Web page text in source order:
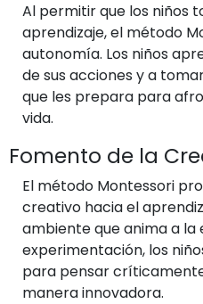
Al permitir que los niños
aprendizaje, el método
autonomía. Los niños
de sus acciones y a
que les prepara para
vida.
Fomento de la
El método Montessori
creativo hacia el
ambiente que anima a la
experimentación, los
para pensar
manera innovadora.